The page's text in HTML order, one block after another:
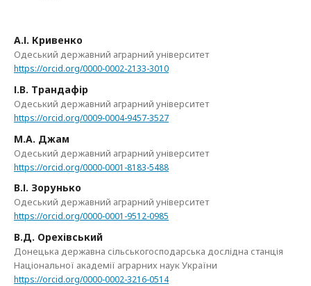
А.І. Кривенко
Одеський державний аграрний університет
https://orcid.org/0000-0002-2133-3010
І.В. Трандафір
Одеський державний аграрний університет
https://orcid.org/0009-0004-9457-3527
М.А. Джам
Одеський державний аграрний університет
https://orcid.org/0000-0001-8183-5488
В.І. Зорунько
Одеський державний аграрний університет
https://orcid.org/0000-0001-9512-0985
В.Д. Орехівський
Донецька державна сільськогосподарська дослідна станція
Національної академії аграрних наук України
https://orcid.org/0000-0002-3216-0514